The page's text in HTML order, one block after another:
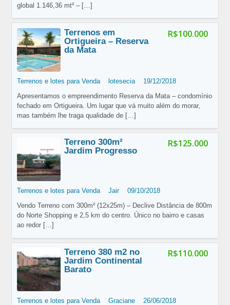
global 1.146,36 mt² – […]
R$100.000
Terrenos em
Ortigueira – Reserva
da Mata
Terrenos e lotes para Venda lotesecia
19/12/2018
Apresentamos o empreendimento Reserva da Mata – condomínio
fechado em Ortigueira. Um lugar que vá muito além do morar,
mas também lhe traga qualidade de […]
R$125.000
Terreno 300m²
Jardim Progresso
Terrenos e lotes para Venda Jair
09/10/2018
Vendo Terreno com 300m² (12x25m) – Declive Distância de 800m
do Norte Shopping e 2,5 km do centro. Único no bairro e casas
ao redor […]
R$110.000
Terreno 380 m2 no
Jardim Continental
Barato
Terrenos e lotes para Venda Graciane
26/06/2018